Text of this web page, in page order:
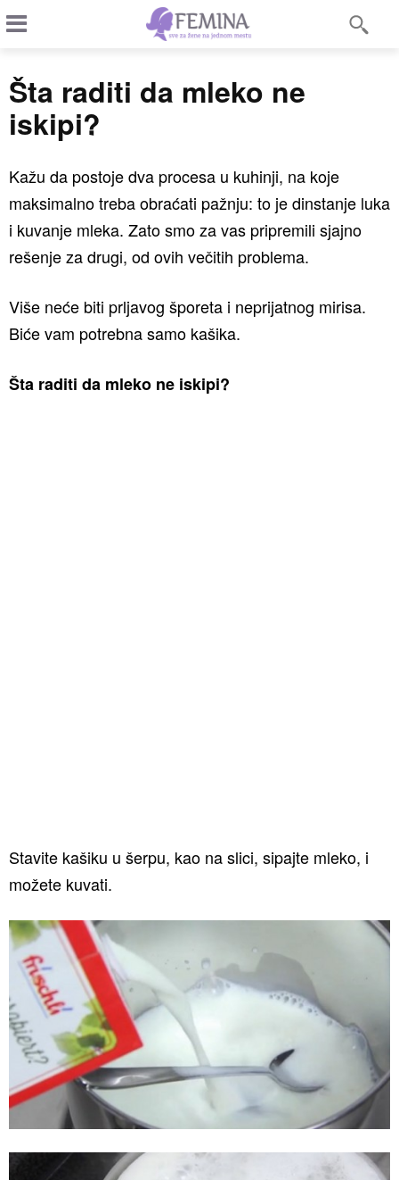
Šta raditi da mleko ne
iskipi?
Kažu da postoje dva procesa u kuhinji, na koje
maksimalno treba obraćati pažnju: to je dinstanje luka
i kuvanje mleka. Zato smo za vas pripremili sjajno
rešenje za drugi, od ovih večitih problema.
Više neće biti prljavog šporeta i neprijatnog mirisa.
Biće vam potrebna samo kašika.
Šta raditi da mleko ne iskipi?
Stavite kašiku u šerpu, kao na slici, sipajte mleko, i
možete kuvati.